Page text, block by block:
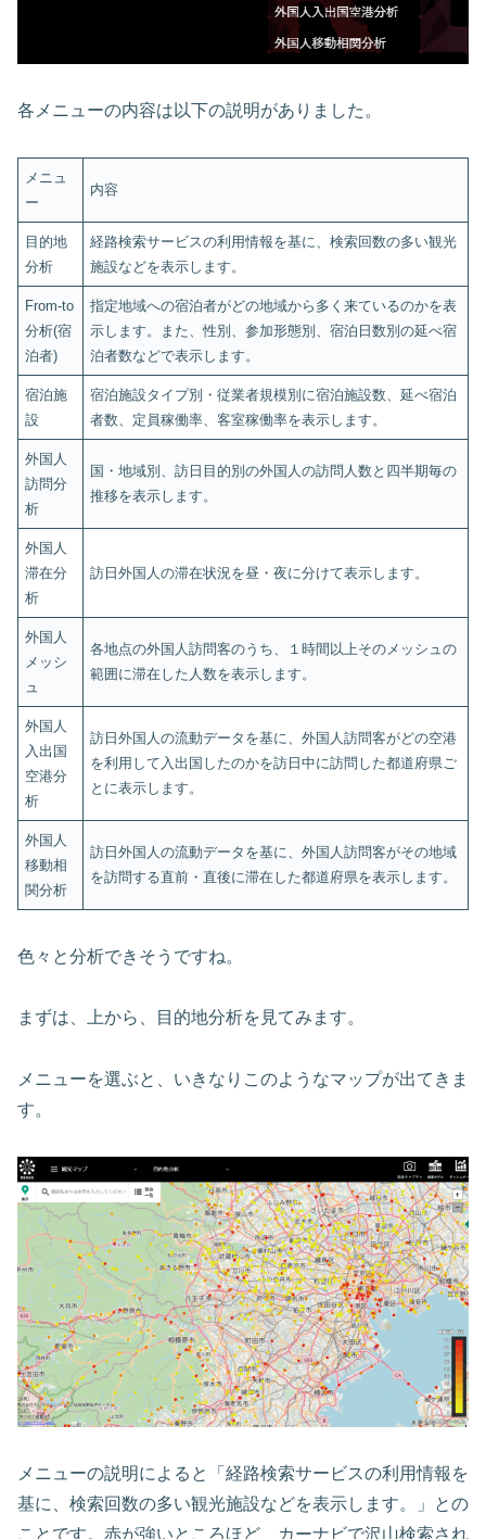
各メニューの内容は以下の説明がありました。
メニュ
ー
内容
目的地
分析
経路検索サービスの利用情報を基に、検索回数の多い観光
施設などを表示します。
From-to
分析(宿
泊者)
指定地域への宿泊者がどの地域から多く来ているのかを表
示します。また、性別、参加形態別、宿泊日数別の延べ宿
泊者数などで表示します。
宿泊施
設
宿泊施設タイプ別・従業者規模別に宿泊施設数、延べ宿泊
者数、定員稼働率、客室稼働率を表示します。
外国人
訪問分
析
国・地域別、訪日目的別の外国人の訪問人数と四半期毎の
推移を表示します。
外国人
滞在分
析
訪日外国人の滞在状況を昼・夜に分けて表示します。
外国人
メッシ
ュ
各地点の外国人訪問客のうち、１時間以上そのメッシュの
範囲に滞在した人数を表示します。
外国人
入出国
空港分
析
訪日外国人の流動データを基に、外国人訪問客がどの空港
を利用して入出国したのかを訪日中に訪問した都道府県ご
とに表示します。
外国人
移動相
関分析
訪日外国人の流動データを基に、外国人訪問客がその地域
を訪問する直前・直後に滞在した都道府県を表示します。
色々と分析できそうですね。
まずは、上から、目的地分析を見てみます。
メニューを選ぶと、いきなりこのようなマップが出てきま
す。
メニューの説明によると「経路検索サービスの利用情報を
基に、検索回数の多い観光施設などを表示します。」との
ことです。赤が強いところほど、カーナビで沢山検索され